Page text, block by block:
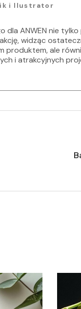
i Ilustrator
ANWEN nie
widząc
produktem, ale
i atrakcyjnych